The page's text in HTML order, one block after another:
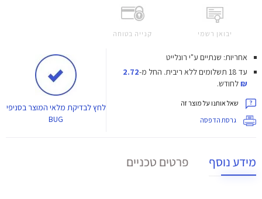
יבואן רשמי קנייה בטוחה
אחריות: שנתיים ע"י רונלייט
עד 18 תשלומים ללא ריבית.
החל מ-2.72
₪לחודש.
שאל אותנו על מוצר זה
גרסת הדפסה
לחץלבדיקת מלאי המוצר בסניפי
BUG
מידע נוסף פרטים טכניים